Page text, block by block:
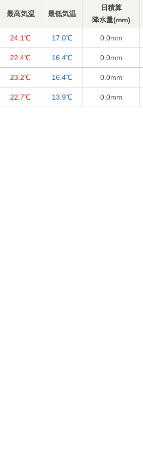
最高気温 最低気温
日積算
降水量(mm)
24.1℃ 17.0℃ 0.0mm
22.4℃ 16.4℃ 0.0mm
23.2℃ 16.4℃ 0.0mm
22.7℃ 13.9℃ 0.0mm